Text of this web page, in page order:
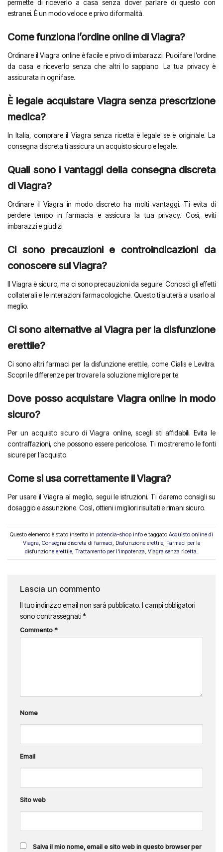
permette di riceverlo a casa senza dover parlare di questo con
estranei. È un modo veloce e privo di formalità.
Come funziona l’ordine online di Viagra?
Ordinare il Viagra online è facile e privo di imbarazzi. Puoi fare l’ordine
da casa e riceverlo senza che altri lo sappiano. La tua privacy è
assicurata in ogni fase.
È legale acquistare Viagra senza prescrizione
medica?
In Italia, comprare il Viagra senza ricetta è legale se è originale. La
consegna discreta ti assicura un acquisto sicuro e legale.
Quali sono i vantaggi della consegna discreta
di Viagra?
Ordinare il Viagra in modo discreto ha molti vantaggi. Ti evita di
perdere tempo in farmacia e assicura la tua privacy. Così, eviti
imbarazzi e giudizi.
Ci sono precauzioni e controindicazioni da
conoscere sul Viagra?
Il Viagra è sicuro, ma ci sono precauzioni da seguire. Conosci gli effetti
collaterali e le interazioni farmacologiche. Questo ti aiuterà a usarlo al
meglio.
Ci sono alternative al Viagra per la disfunzione
erettile?
Ci sono altri farmaci per la disfunzione erettile, come Cialis e Levitra.
Scopri le differenze per trovare la soluzione migliore per te.
Dove posso acquistare Viagra online in modo
sicuro?
Per un acquisto sicuro di Viagra online, scegli siti affidabili. Evita le
contraffazioni, che possono essere pericolose. Ti mostreremo le fonti
sicure per l’acquisto.
Come si usa correttamente il Viagra?
Per usare il Viagra al meglio, segui le istruzioni. Ti daremo consigli su
dosaggio e assunzione. Così, ottieni i migliori risultati e rimani sicuro.
Questo elemento è stato inserito in potencia-shop info e taggato Acquisto online di
Viagra Consegna discreta di farmaci Disfunzione erettile, Farmaci per la
disfunzione erettile Trattamento per l'impotenza Viagra senza ricetta
Lascia un commento
Il tuo indirizzo email non sarà pubblicato.
I campi obbligatori
sono contrassegnati*
Commento *
Nome
Email
Sito web
Salva il mio nome, email e sito web in questo browser per